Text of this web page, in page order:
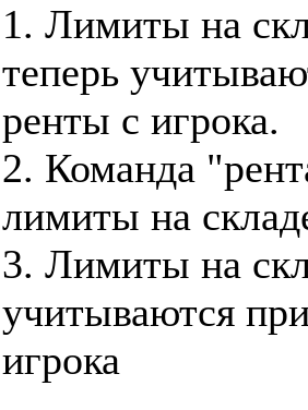
1. Лимиты на
теперь
ренты с игрока.
2. Команда
лимиты на
3. Лимиты на
учитываются
игрока